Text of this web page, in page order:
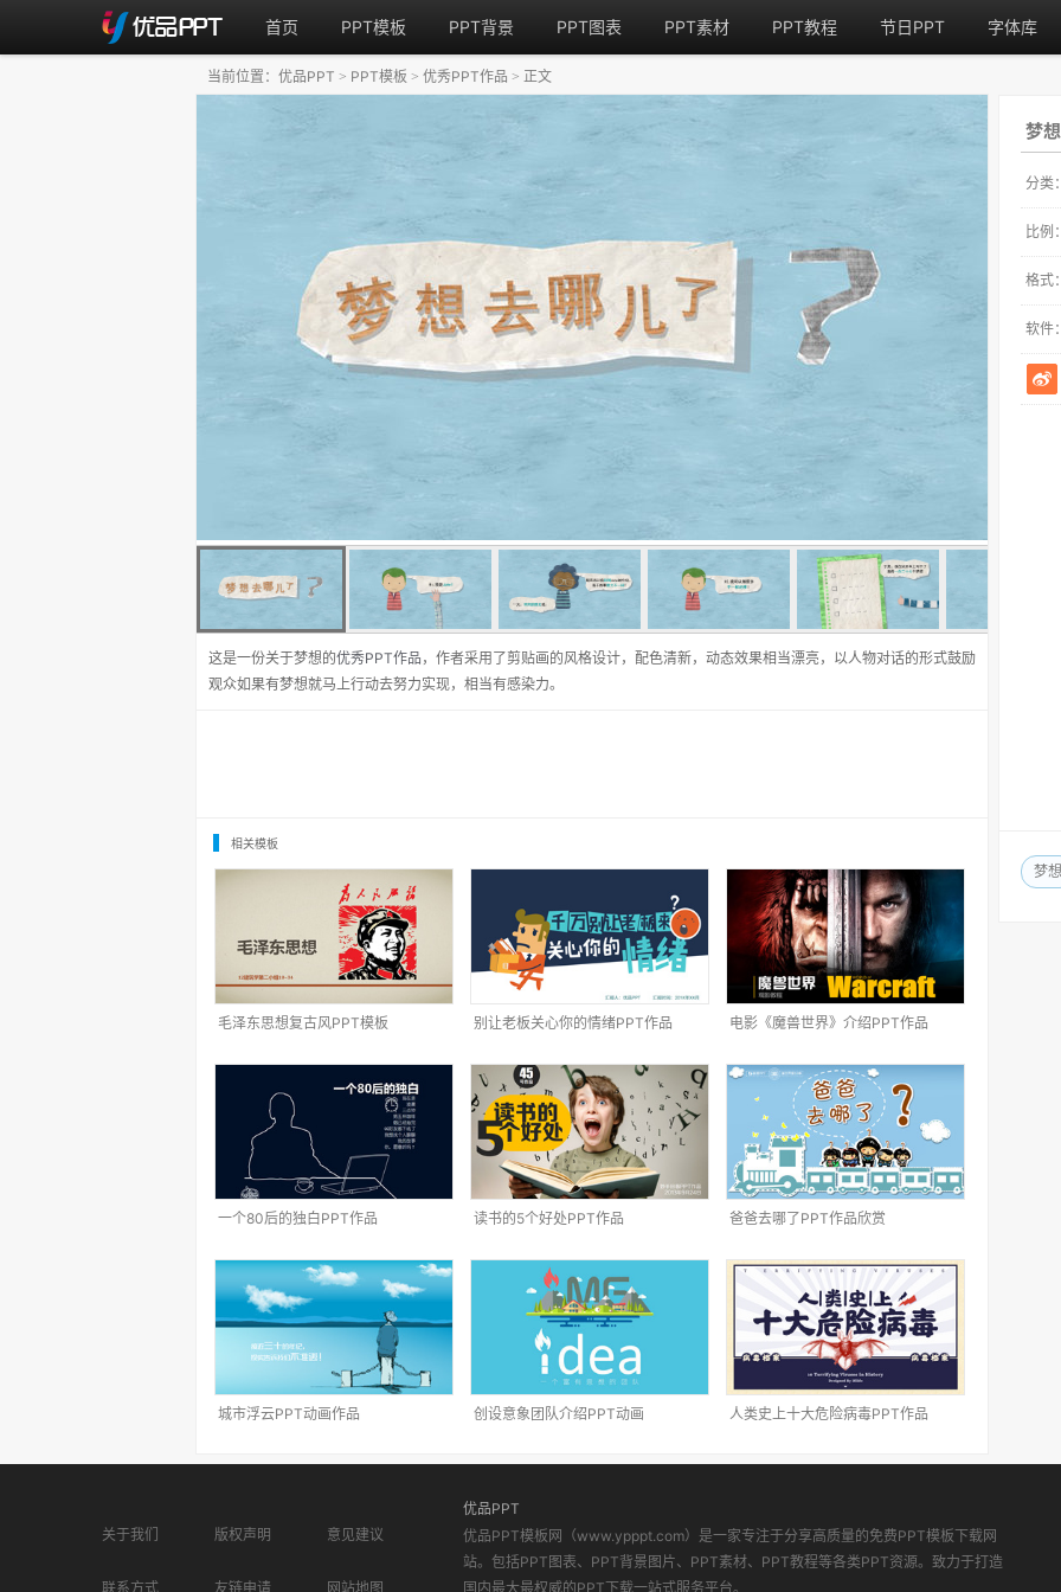
首页 PPT模板 PPT背景 PPT图表 PPT素材 PPT教程 节日PPT 字体库
梦
分类
比例
格式
软件
梦想
这是一份关于梦想的优秀PPT作品 ，作者采用了剪贴画的风格设计，配色清新，动态效果相当漂亮，以人物对话的形式鼓励
观众如果有梦想就马上行动去努力实现，相当有感染力。
当前位置： 优品PPT > PPT模板 > 优秀PPT作品 > 正文
相关模板
毛泽东思想复古风PPT模板 别让老板关心你的情绪PPT作品 电影《魔兽世界》介绍PPT作品
一个80后的独白PPT作品 读书的5个好处PPT作品 爸爸去哪了PPT作品欣赏
城市浮云PPT动画作品 创设意象团队介绍PPT动画 人类史上十大危险病毒PPT作品
关于我们 版权声明 意见建议
联系方式 友链申请 网站地图
优品PPT
优品PPT模板网（www.ypppt.com）是一家专注于分享高质量的免费PPT模板下载网
站。包括PPT图表、PPT背景图片、PPT素材、PPT教程等各类PPT资源。致力于打造
国内最大最权威的PPT下载一站式服务平台。